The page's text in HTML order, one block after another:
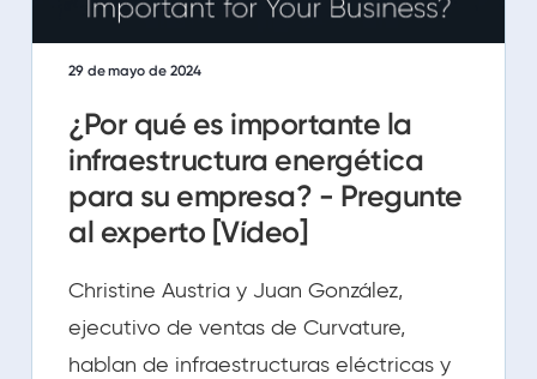
29 de mayo de 2024
¿Por qué es importante la
infraestructura energética
para su empresa? - Pregunte
al experto [Vídeo]
Christine Austria y Juan González,
ejecutivo de ventas de Curvature,
hablan de infraestructuras eléctricas y